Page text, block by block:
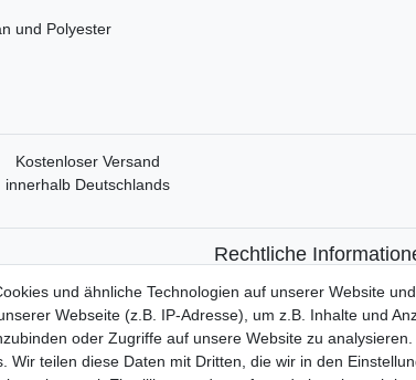
und Polyester
Kostenloser Versand
innerhalb Deutschlands
Rechtliche
Widerrufsrecht
Widerrufsformular
Datenschutzerklärung
AGB
Impressum
und ähnliche Technologien auf unserer Website
Webseite (z.B. IP-Adresse), um z.B. Inhalte und
oder Zugriffe auf unsere Website zu
Wir teilen diese Daten mit Dritten, die wir in den